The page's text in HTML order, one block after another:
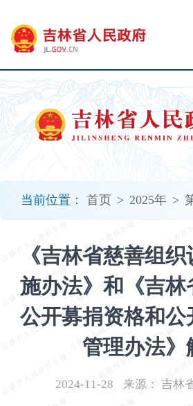
当前位置： 首页 > 2025年 >
《吉林省慈善组
施办法》和《吉林
公开募捐资格和公
管理办法》
2024-11-28 来源： 吉林
开
无
障
碍
说
明
Alt